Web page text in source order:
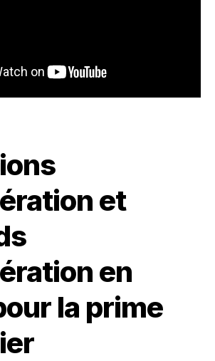
et
en
la prime